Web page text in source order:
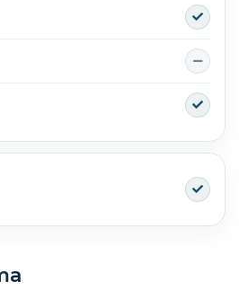
Yes
No
Yes
Yes